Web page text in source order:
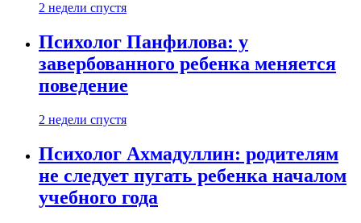
2 недели спустя
Психолог Панфилова: у
завербованного ребенка меняется
поведение
2 недели спустя
Психолог Ахмадуллин: родителям
не следует пугать ребенка началом
учебного года